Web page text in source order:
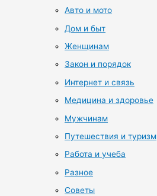
Авто и мото
Дом и быт
Женщинам
Закон и порядок
Интернет и связь
Медицина и здоровье
Мужчинам
Путешествия и туризм
Работа и учеба
Разное
Советы